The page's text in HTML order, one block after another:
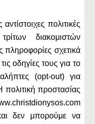
πολιτικές
διακομιστών
πληροφορίες σχετικά
οδηγίες τους για το
(opt-out) για
πολιτική προστασίας
δεν μπορούμε να